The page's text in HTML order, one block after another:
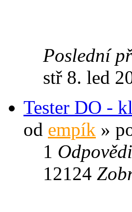
Poslední
stř 8. led
Tester DO -
od empík »
1 Odpovědi
12124